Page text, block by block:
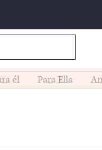
él Para Ella